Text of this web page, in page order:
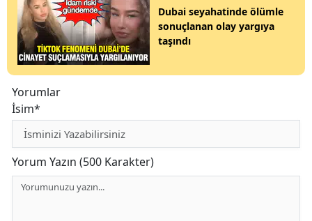
Dubai seyahatinde ölümle
sonuçlanan olay yargıya
taşındı
Yorumlar
İsim*
Yorum Yazın (500 Karakter)